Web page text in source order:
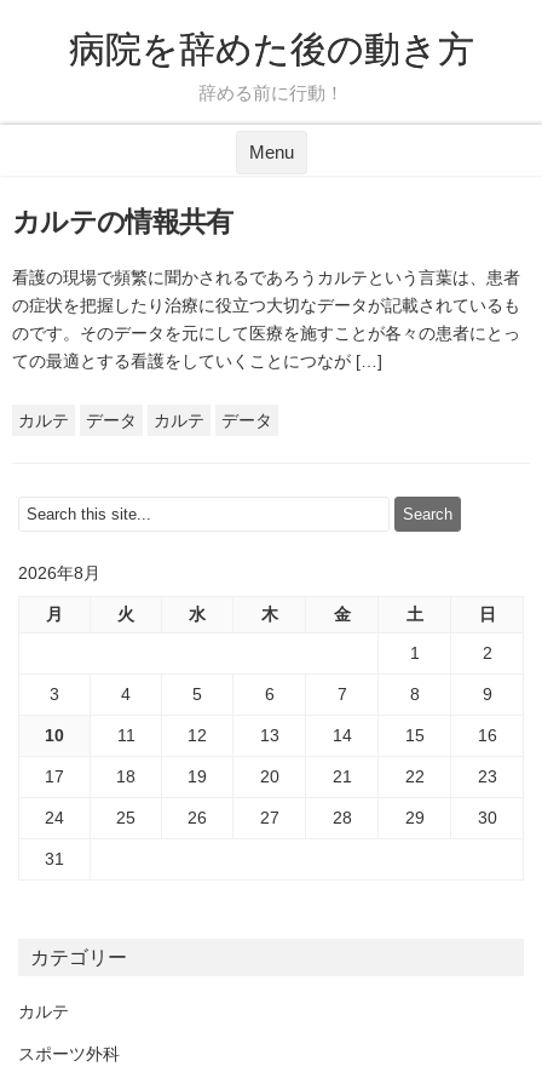
病院を辞めた後の動き方
辞める前に行動！
Menu
カルテの情報共有
看護の現場で頻繁に聞かされるであろうカルテという言葉は、患者
の症状を把握したり治療に役立つ大切なデータが記載されているも
のです。そのデータを元にして医療を施すことが各々の患者にとっ
ての最適とする看護をしていくことにつなが […]
カルテ データ カルテ データ
2026年8月
月 火 水 木 金 土
日
1
2
3 4 5 6 7 8 9
10 11 12 13 14 15 16
17 18 19 20 21 22 23
24 25 26 27 28 29 30
31
カテゴリー
カルテ
スポーツ外科